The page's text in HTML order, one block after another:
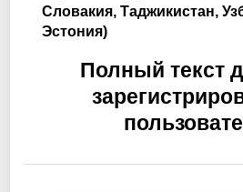
Словакия, Таджикистан,
Эстония)
Полный текст